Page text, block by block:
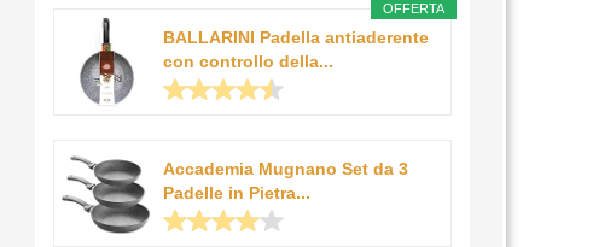
OFFERTA
BALLARINI Padella antiaderente
con controllo della...
Accademia Mugnano Set da 3
Padelle in Pietra...